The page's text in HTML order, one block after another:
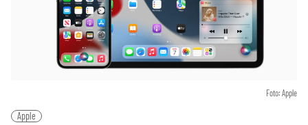
Foto: Apple
Apple